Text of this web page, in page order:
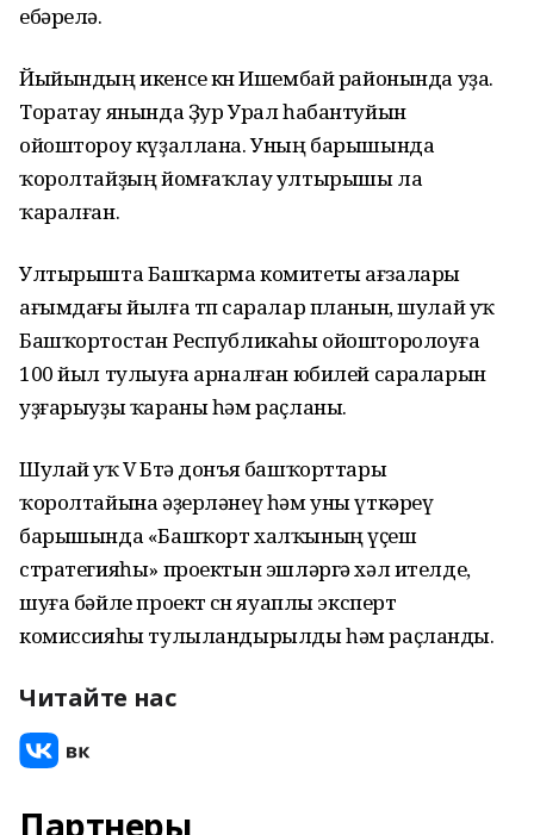
ебәрелә.
Йыйындың икенсе көнө Ишембай районында уҙа.
Торатау янында Ҙур Урал һабантуйын
ойоштороу күҙаллана. Уның барышында
ҡоролтайҙың йомғаҡлау ултырышы ла
ҡаралған.
Ултырышта Башҡарма комитеты ағзалары
ағымдағы йылға төп саралар планын, шулай уҡ
Башҡортостан Республикаһы ойошторолоуға
100 йыл тулыуға арналған юбилей сараларын
уҙғарыуҙы ҡараны һәм раҫланы.
Шулай уҡ V Бөтә донъя башҡорттары
ҡоролтайына әҙерләнеү һәм уны үткәреү
барышында «Башҡорт халҡының үҫеш
стратегияһы» проектын эшләргә хәл ителде,
шуға бәйле проект өсөн яуаплы эксперт
комиссияһы тулыландырылды һәм раҫланды.
Читайте нас
Партнеры